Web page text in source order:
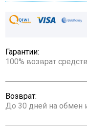
Гарантии:
100% возврат
Возврат:
До 30 дней на обмен